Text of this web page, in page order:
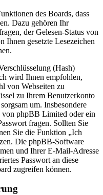
des Boards, dass
Dazu gehören Ihr
der Gelesen-Status von
Ihnen gesetzte Lesezeichen
(Hash)
wird Ihnen empfohlen,
von Webseiten zu
zu Ihrem Benutzerkonto
um. Insbesondere
von phpBB Limited oder ein
fragen. Sollten Sie
Sie die Funktion „Ich
Die phpBB-Software
und Ihrer E-Mail-Adresse
Passwort an diese
zugreifen können.